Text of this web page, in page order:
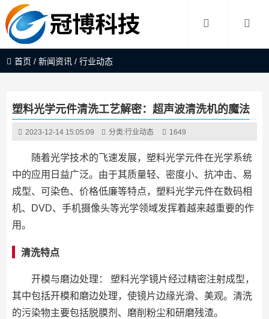
首页 /新闻资讯 /行业动态
塑料光学元件清洗工艺解密：超声波清洗机的魔法
2023-12-14 15:05:09 分类:行业动态 1649
随着光学技术的飞速发展，塑料光学元件在光学系统
中的应用日益广泛。由于其质量轻、密度小、抗冲击、易
成型、可染色、价格低廉等特点，塑料光学元件在数码相
机、DVD、手机摄像头等光学领域发挥着越来越重要的作
用。
清洗特点
开模与磨边处理： 塑料光学镜片经过精密注射成型，
其中包括开模和磨边处理，使镜片边缘光滑、美观。清洗
的污染物主要包括脱膜剂、磨削粉尘和研磨残渣。